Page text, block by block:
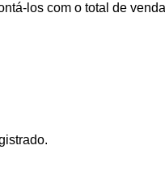
los com o total de